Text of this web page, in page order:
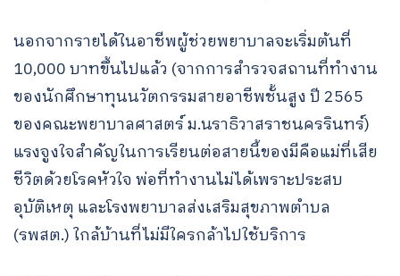
นอกจากรายได้ในอาชีพผู้ช่วยพยาบาลจะเริ่มต้นที่
10,000 บาทขึ้นไปแล้ว (จากการสำรวจสถานที่ทำงาน
ของนักศึกษาทุนนวัตกรรมสายอาชีพชั้นสูง ปี 2565
ของคณะพยาบาลศาสตร์ ม.นราธิวาสราชนครรินทร์)
แรงจูงใจสำคัญในการเรียนต่อสายนี้ของมีคือแม่ที่เสีย
ชีวิตด้วยโรคหัวใจ พ่อที่ทำงานไม่ได้เพราะประสบ
อุบัติเหตุ และโรงพยาบาลส่งเสริมสุขภาพตำบล
(รพสต.) ใกล้บ้านที่ไม่มีใครกล้าไปใช้บริการ